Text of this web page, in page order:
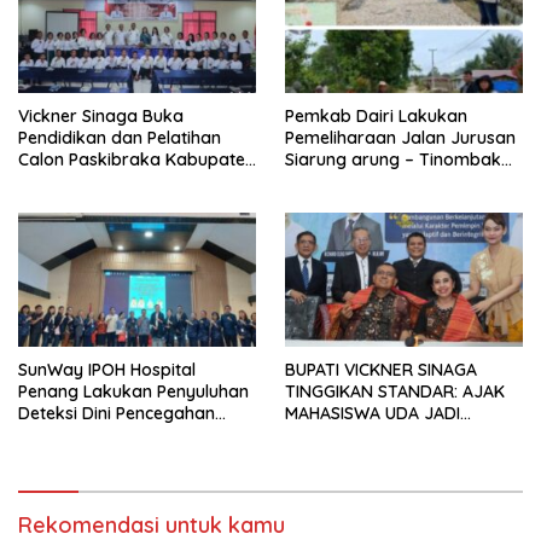
Vickner Sinaga Buka
Pendidikan dan Pelatihan
Calon Paskibraka Kabupaten
Pemkab Dairi Lakukan
Pemeliharaan Jalan Jurusan
Siarung arung – Tinombak
SunWay IPOH Hospital
Penang Lakukan Penyuluhan
Deteksi Dini Pencegahan
BUPATI VICKNER SINAGA
TINGGIKAN STANDAR: AJAK
MAHASISWA UDA JADI
Rekomendasi untuk kamu